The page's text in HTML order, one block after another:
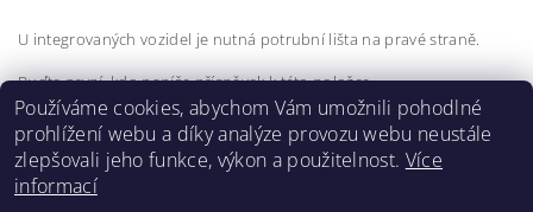
U integrovaných vozidel je nutná potrubní lišta na pravé straně.
Buďte první, kdo napíše příspěvek k této položce.
Přidat komentář
Používáme cookies, abychom Vám umožnili pohodlné
prohlížení webu a díky analýze provozu webu neustále
zlepšovali jeho funkce, výkon a použitelnost. Více
informací